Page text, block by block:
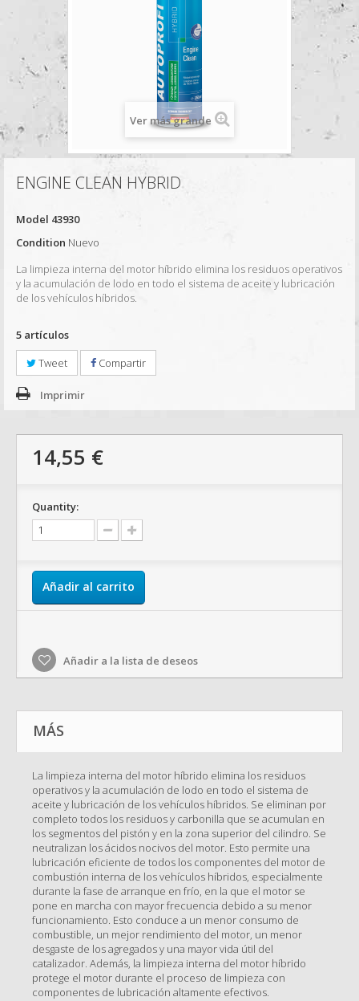
Ver más grande
ENGINE CLEAN HYBRID
Model 43930
Condition Nuevo
La limpieza interna del motor híbrido elimina los residuos operativos
y la acumulación de lodo en todo el sistema de aceite y lubricación
de los vehículos híbridos.
5 artículos
Tweet
Compartir
Imprimir
14,55 €
Quantity:
Añadir al carrito
Añadir a la lista de deseos
MÁS
La limpieza interna del motor híbrido elimina los residuos
operativos y la acumulación de lodo en todo el sistema de
aceite y lubricación de los vehículos híbridos. Se eliminan por
completo todos los residuos y carbonilla que se acumulan en
los segmentos del pistón y en la zona superior del cilindro. Se
neutralizan los ácidos nocivos del motor. Esto permite una
lubricación eficiente de todos los componentes del motor de
combustión interna de los vehículos híbridos, especialmente
durante la fase de arranque en frío, en la que el motor se
pone en marcha con mayor frecuencia debido a su menor
funcionamiento. Esto conduce a un menor consumo de
combustible, un mejor rendimiento del motor, un menor
desgaste de los agregados y una mayor vida útil del
catalizador. Además, la limpieza interna del motor híbrido
protege el motor durante el proceso de limpieza con
componentes de lubricación altamente efectivos.